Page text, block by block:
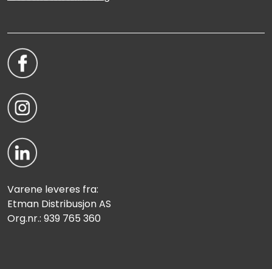
Varene leveres fra:
Etman Distribusjon AS
Org.nr.: 939 765 360